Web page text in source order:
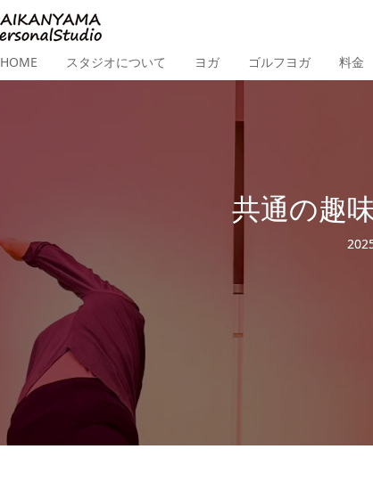
HOME スタジオについて ヨガ ゴルフヨガ 料金
共通の趣